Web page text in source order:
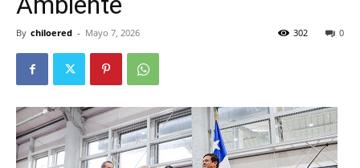
By chiloered - Mayo 7, 2026 0
302